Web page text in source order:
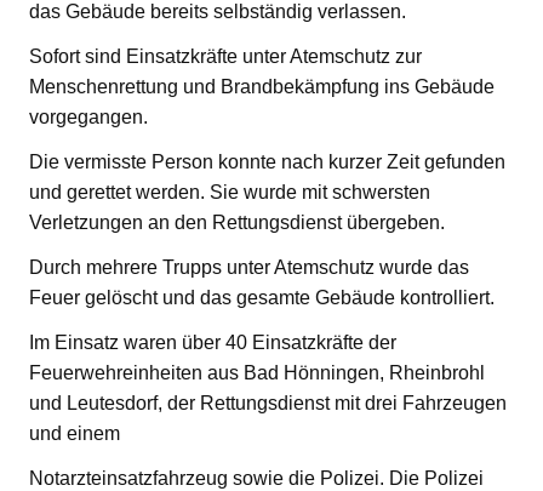
das Gebäude bereits selbständig verlassen.
Sofort sind Einsatzkräfte unter Atemschutz zur
Menschenrettung und Brandbekämpfung ins Gebäude
vorgegangen.
Die vermisste Person konnte nach kurzer Zeit gefunden
und gerettet werden. Sie wurde mit schwersten
Verletzungen an den Rettungsdienst übergeben.
Durch mehrere Trupps unter Atemschutz wurde das
Feuer gelöscht und das gesamte Gebäude kontrolliert.
Im Einsatz waren über 40 Einsatzkräfte der
Feuerwehreinheiten aus Bad Hönningen, Rheinbrohl
und Leutesdorf, der Rettungsdienst mit drei Fahrzeugen
und einem
Notarzteinsatzfahrzeug sowie die Polizei. Die Polizei